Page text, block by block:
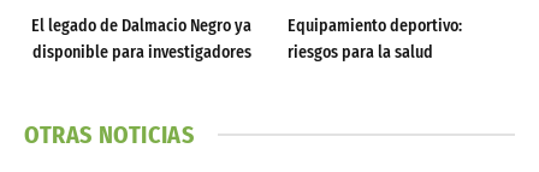
El legado de Dalmacio Negro ya
disponible para investigadores
Equipamiento deportivo:
riesgos para la salud
OTRAS NOTICIAS